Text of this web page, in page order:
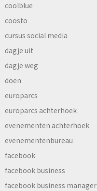
coolblue
coosto
cursus social media
dagje uit
dagje weg
doen
europarcs
europarcs achterhoek
evenementen achterhoek
evenementenbureau
facebook
facebook business
facebook business manager